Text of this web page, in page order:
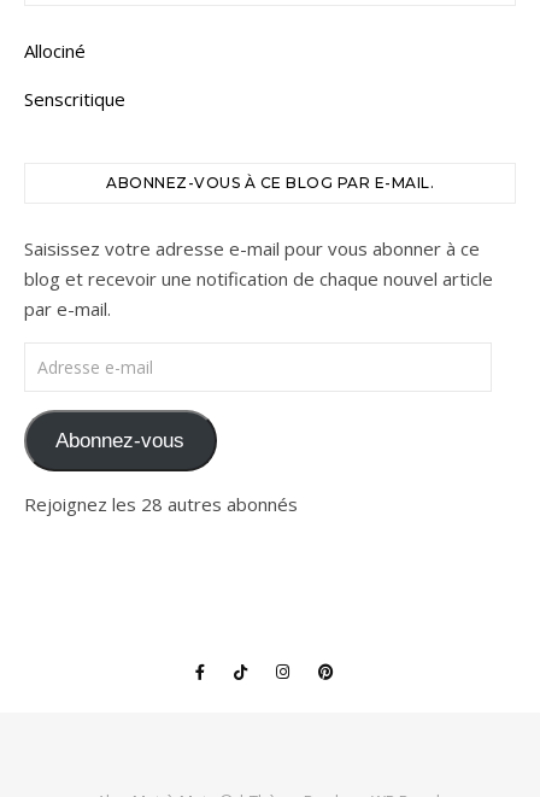
Allociné
Senscritique
ABONNEZ-VOUS À CE BLOG PAR E-MAIL.
Saisissez votre adresse e-mail pour vous abonner à ce
blog et recevoir une notification de chaque nouvel article
par e-mail.
Adresse e-mail
Abonnez-vous
Rejoignez les 28 autres abonnés